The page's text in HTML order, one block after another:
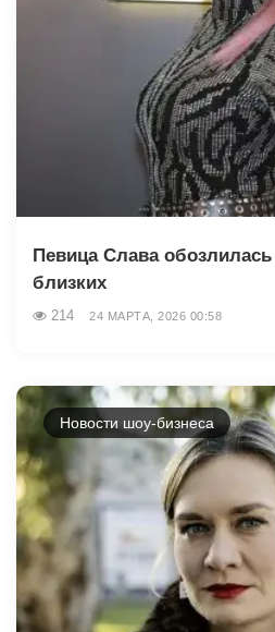
Певица Слава
близких
214 24 МАРТА, 2026 00:58
Новости шоу-бизнеса